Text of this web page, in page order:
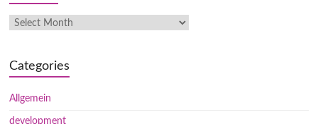
Categories
Allgemein
development